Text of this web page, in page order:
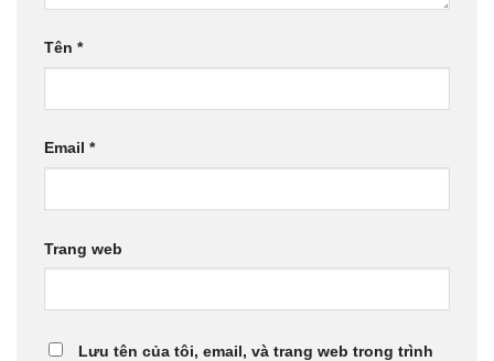
Tên *
Email *
Trang web
Lưu tên của tôi, email, và trang web trong trình